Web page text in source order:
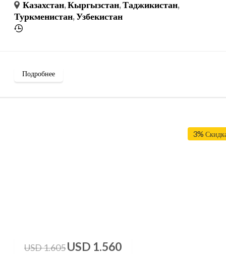
Казахстан,Кыргызстан,Таджикистан,
Туркменистан,Узбекистан
Подробнее
3%
USD1.605USD 1.560